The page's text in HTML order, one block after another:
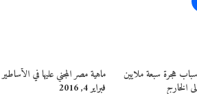
هجرة سبعة ملايين
الخارج
ماهية مصر المجني عليها في الأساطير
فبراير 4, 2016